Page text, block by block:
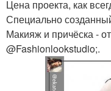
Цена проекта, как
Специально
Макияж и причёска -
@Fashionlookstudio;.